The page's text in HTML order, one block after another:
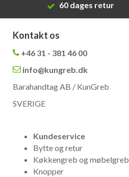
60 dages retur
Kontakt os
+46 31 - 381 46 00
info@kungreb.dk
Barahandtag AB / KunGreb
SVERIGE
Kundeservice
Bytte og retur
Køkkengreb og møbelgreb
Knopper